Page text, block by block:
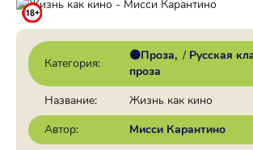
Категория:
🟠Проза / Русская
проза
Название:
Жизнь как кино
Автор:
Мисси Карантино